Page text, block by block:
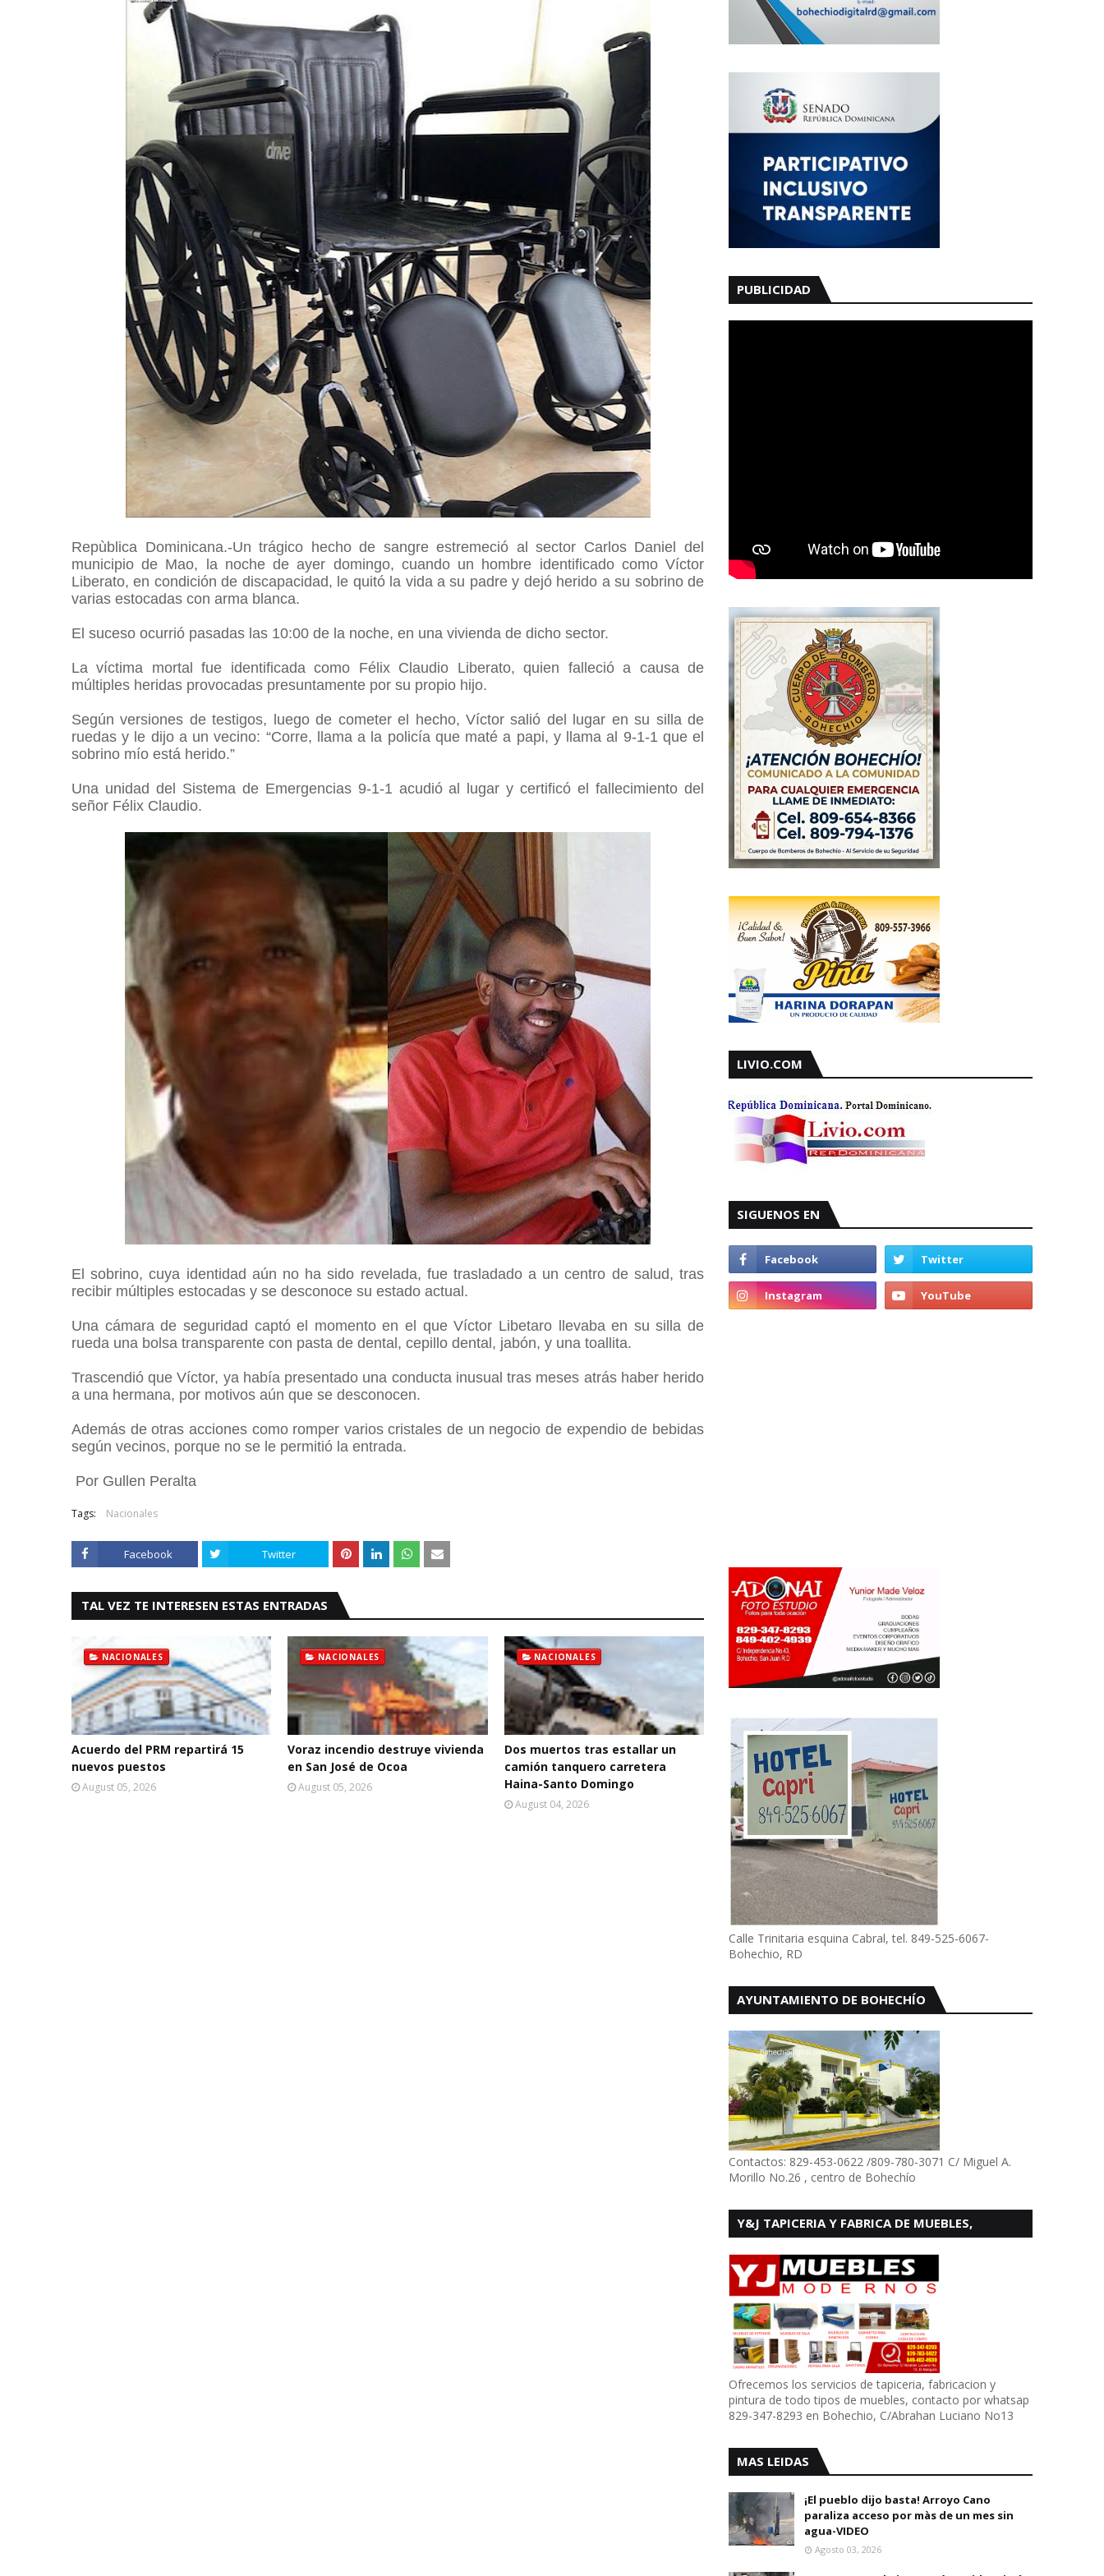
Repùblica Dominicana.-Un trágico hecho de sangre estremeció al sector Carlos Daniel del
municipio de Mao, la noche de ayer domingo, cuando un hombre identificado como Víctor
Liberato, en condición de discapacidad, le quitó la vida a su padre y dejó herido a su sobrino de
varias estocadas con arma blanca.
El suceso ocurrió pasadas las 10:00 de la noche, en una vivienda de dicho sector.
La víctima mortal fue identificada como Félix Claudio Liberato, quien falleció a causa de
múltiples heridas provocadas presuntamente por su propio hijo.
Según versiones de testigos, luego de cometer el hecho, Víctor salió del lugar en su silla de
ruedas y le dijo a un vecino: “Corre, llama a la policía que maté a papi, y llama al 9-1-1 que el
sobrino mío está herido.”
Una unidad del Sistema de Emergencias 9-1-1 acudió al lugar y certificó el fallecimiento del
señor Félix Claudio.
El sobrino, cuya identidad aún no ha sido revelada, fue trasladado a un centro de salud, tras
recibir múltiples estocadas y se desconoce su estado actual.
Una cámara de seguridad captó el momento en el que Víctor Libetaro llevaba en su silla de
rueda una bolsa transparente con pasta de dental, cepillo dental, jabón, y una toallita.
Trascendió que Víctor, ya había presentado una conducta inusual tras meses atrás haber herido
a una hermana, por motivos aún que se desconocen.
Además de otras acciones como romper varios cristales de un negocio de expendio de bebidas
según vecinos, porque no se le permitió la entrada.
Por Gullen Peralta
Tags: Nacionales
Facebook Twitter
TAL VEZ TE INTERESEN ESTAS ENTRADAS
NACIONALES
Acuerdo del PRM repartirá 15
nuevos puestos
August 05, 2026
NACIONALES
Voraz incendio destruye vivienda
en San José de Ocoa
August 05, 2026
NACIONALES
Dos muertos tras estallar un
camión tanquero carretera
Haina-Santo Domingo
August 04, 2026
PUBLICIDAD
LIVIO.COM
SIGUENOS EN
Calle Trinitaria esquina Cabral, tel. 849-525-6067-
Bohechio, RD
AYUNTAMIENTO DE BOHECHÍO
Contactos: 829-453-0622 /809-780-3071 C/ Miguel A.
Morillo No.26 , centro de Bohechío
Y&J TAPICERIA Y FABRICA DE MUEBLES,
Ofrecemos los servicios de tapiceria, fabricacion y
pintura de todo tipos de muebles, contacto por whatsap
829-347-8293 en Bohechio, C/Abrahan Luciano No13
MAS LEIDAS
¡El pueblo dijo basta! Arroyo Cano
paraliza acceso por màs de un mes sin
agua-VIDEO
Agosto 03, 2026